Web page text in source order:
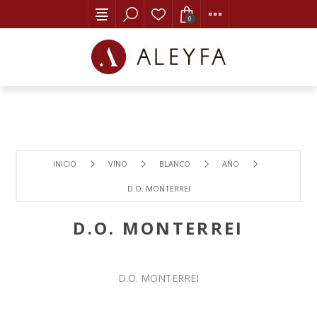
0
INICIO VINO BLANCO AÑO
D.O. MONTERREI
D.O. MONTERREI
D.O. MONTERREI